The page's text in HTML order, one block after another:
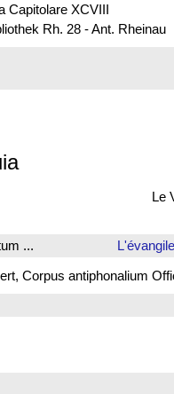
Capitolare XCVIII
Rh. 28 - Ant. Rheinau
Le
...
Corpus antiphonalium